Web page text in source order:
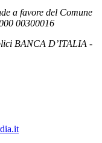
a favore del Comune
00300016
BANCA D’ITALIA -